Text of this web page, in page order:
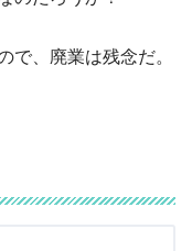
で、廃業は残念だ。